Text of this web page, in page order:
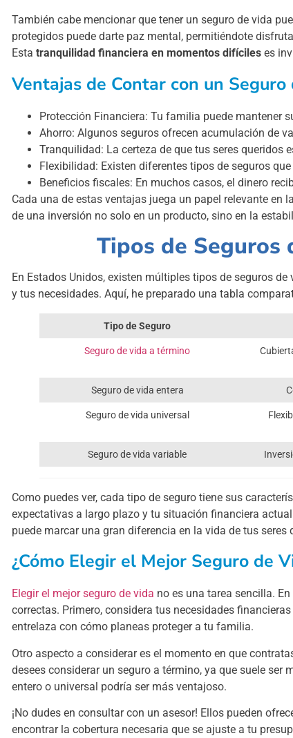
También cabe mencionar que tener un seguro de vida
protegidos puede darte paz mental, permitiéndote
Esta tranquilidad financiera en momentos difíciles es
Ventajas de Contar con un Seguro
Protección Financiera: Tu familia puede mantener
Ahorro: Algunos seguros ofrecen acumulación de
Tranquilidad: La certeza de que tus seres queridos
Flexibilidad: Existen diferentes tipos de seguros
Beneficios fiscales: En muchos casos, el dinero
Cada una de estas ventajas juega un papel relevante en
de una inversión no solo en un producto, sino en la
Tipos de Seguros
En Estados Unidos, existen múltiples tipos de seguros
y tus necesidades. Aquí, he preparado una tabla
Tipo de Seguro
Seguro de vida a término
Seguro de vida entera
Seguro de vida universal
Seguro de vida variable
Como puedes ver, cada tipo de seguro tiene sus
expectativas a largo plazo y tu situación financiera
puede marcar una gran diferencia en la vida de tus seres
¿Cómo Elegir el Mejor Seguro de
Elegir el mejor seguro de vida no es una tarea sencilla.
correctas. Primero, considera tus necesidades
entrelaza con cómo planeas proteger a tu familia.
Otro aspecto a considerar es el momento en que
desees considerar un seguro a término, ya que suele
entero o universal podría ser más ventajoso.
¡No dudes en consultar con un asesor! Ellos pueden
encontrar la cobertura necesaria que se ajuste a tu